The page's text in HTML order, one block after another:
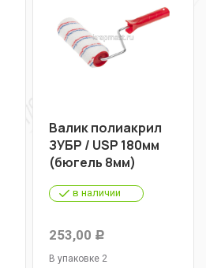
Валик полиакрил
ЗУБР / USP 180мм
(бюгель 8мм)
в наличии
253,00 Р
В упаковке 2